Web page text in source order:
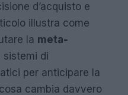
d’acquisto e
illustra come
la meta-
sistemi di
per anticipare la
cambia davvero